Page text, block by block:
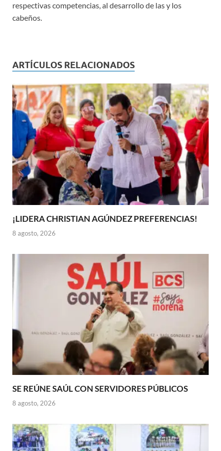
respectivas competencias, al desarrollo de las y los
cabeños.
ARTÍCULOS RELACIONADOS
¡LIDERA CHRISTIAN AGÚNDEZ PREFERENCIAS!
8 agosto, 2026
SE REÚNE SAÚL CON SERVIDORES PÚBLICOS
8 agosto, 2026